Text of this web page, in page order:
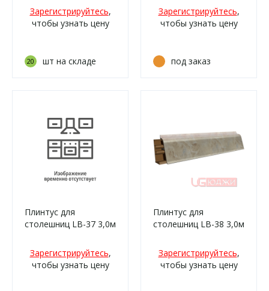
Зарегистрируйтесь,
чтобы узнать цену
20 шт на складе
(066ам/339)
Зарегистрируйтесь,
чтобы узнать цену
под заказ
Плинтус для
столешниц LB-37 3,0м
058ам/339)
Зарегистрируйтесь,
чтобы узнать цену
Плинтус для
столешниц LB-38 3,0м
(47м/338)
Зарегистрируйтесь,
чтобы узнать цену